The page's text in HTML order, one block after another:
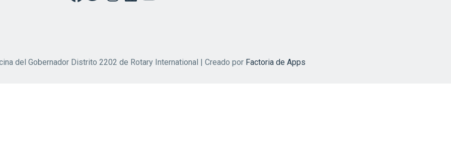
del Gobernador Distrito 2202 de Rotary International | Creado por Factoria de Apps